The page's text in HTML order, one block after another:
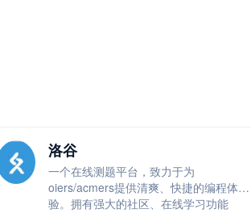
洛谷
一个在线测题平台，致力于为
oiers/acmers提供清爽、快捷的编程体
验。拥有强大的社区、在线学习功能